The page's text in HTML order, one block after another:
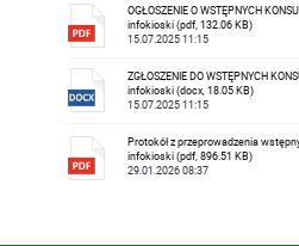
OGŁOSZENIE O WSTĘPNYCH
infokioski (pdf, 132.06 KB)
15.07.2025 11:15
ZGŁOSZENIE DO WSTĘPNYCH
infokioski (docx, 18.05 KB)
15.07.2025 11:15
Protokół z przeprowadzenia
infokioski (pdf, 896.51 KB)
29.01.2026 08:37